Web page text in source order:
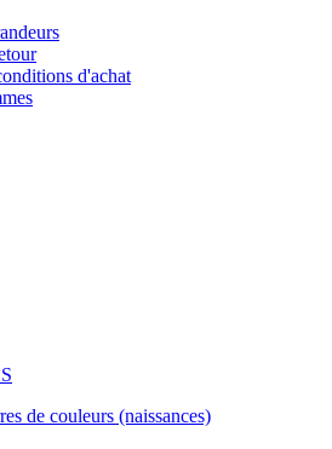
d'achat
de couleurs (naissances)